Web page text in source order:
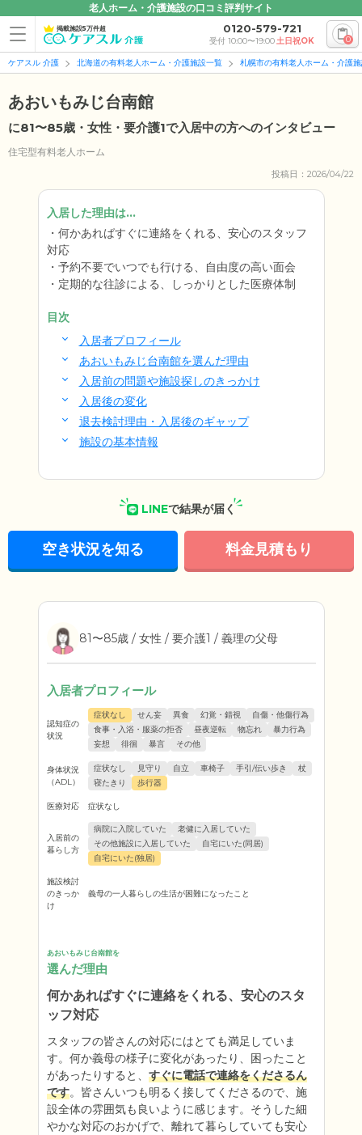
老人ホーム・介護施設の口コミ評判サイト
掲載施設5万件超 0120-579-721
受付 10:00〜19:00土日祝OK 0
ケアスル 介護 北海道の有料老人ホーム・介護施設一覧 札幌市の有料老人ホーム・介護
あおいもみじ台南館
に81〜85歳・女性・要介護1で入居中の方へのインタビュー
住宅型有料老人ホーム
投稿日：2026/04/22
入居した理由は...
何かあればすぐに連絡をくれる、安心のスタッフ
対応
予約不要でいつでも行ける、自由度の高い面会
定期的な往診による、しっかりとした医療体制
目次
入居者プロフィール
あおいもみじ台南館を選んだ理由
入居前の問題や施設探しのきっかけ
入居後の変化
退去検討理由・入居後のギャップ
施設の基本情報
LINEで結果が届く
空き状況を知る 料金見積もり
81〜85歳 / 女性 / 要介護1 / 義理の父母
入居者プロフィール
認知症の
状況
症状なし せん妄 異食 幻覚・錯視
自傷・他傷行為
食事・入浴・服薬の拒否
昼夜逆転 物忘れ
暴力行為
妄想
徘徊 暴言 その他
身体状況
（ADL）
症状なし 見守り 自立 車椅子 手引/伝い歩き
杖
寝たきり
歩行器
医療対応 症状なし
入居前の
暮らし方
病院に入院していた
老健に入居していた
その他施設に入居していた
自宅にいた(同居)
自宅にいた(独居)
施設検討
のきっか
け
義母の一人暮らしの生活が困難になったこと
あおいもみじ台南館を
選んだ理由
何かあればすぐに連絡をくれる、安心のスタ
ッフ対応
スタッフの皆さんの対応にはとても満足していま
す。何か義母の様子に変化があったり、困ったこと
があったりすると、 すぐに電話で連絡をくださるん
です。皆さんいつも明るく接してくださるので、施
設全体の雰囲気も良いように感じます。そうした細
やかな対応のおかげで、離れて暮らしていても安心